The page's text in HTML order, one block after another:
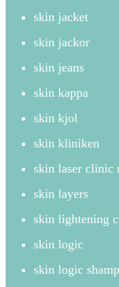
skin jacket
skin jackor
skin jeans
skin kappa
skin kjol
skin kliniken
skin laser clinic
skin layers
skin lightening
skin logic
skin logic